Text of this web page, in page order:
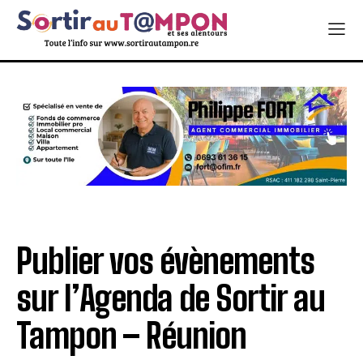
Publier vos évènements
sur l’Agenda de Sortir au
Tampon – Réunion